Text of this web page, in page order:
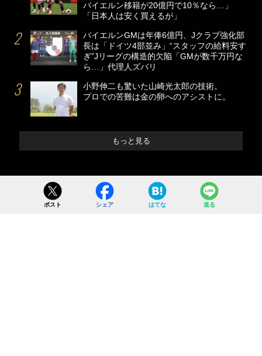
バイエルン移籍が20億円で10％なら…」
「日本人は安く買えるが」
バイエルンGMは年俸6億円、Jクラブ強化部
長は「ドイツ4部並み」“スタッフの給料安す
ぎ”Jリーグの構造的欠陥「GMが数千万円な
ら…」代理人ズバリ
小野伸二も驚いた山崎光太郎の技術。
プロでの苦難は金の卵へのアシストに。
もっと見る
ポスト シェア はてな 送る